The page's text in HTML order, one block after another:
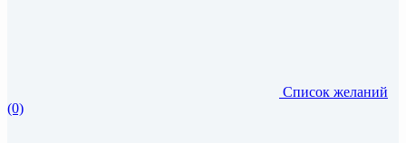
Список желаний
(0)